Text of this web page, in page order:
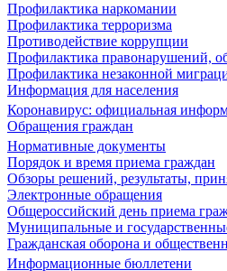
Профилактика наркомании
Профилактика терроризма
Противодействие коррупции
Профилактика правонарушений,
Профилактика незаконной
Информация для населения
Коронавирус: официальная
Обращения граждан
Нормативные документы
Порядок и время приема граждан
Обзоры решений, результаты,
Электронные обращения
Общероссийский день приема
Муниципальные и
Гражданская оборона и
Информационные бюллетени